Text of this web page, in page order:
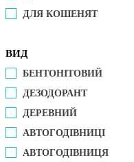
ДЛЯ КОШЕНЯТ
ВИД
БЕНТОНІТОВИЙ
ДЕЗОДОРАНТ
ДЕРЕВНИЙ
АВТОГОДІВНИЦІ
АВТОГОДІВНИЦЯ